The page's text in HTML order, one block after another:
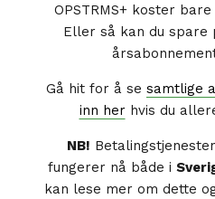
OPSTRMS+ koster
Eller så kan du spare
Gå hit for å se samtlige
inn herhvis du
NB!
fungerer nå både i
kan lese mer om dette